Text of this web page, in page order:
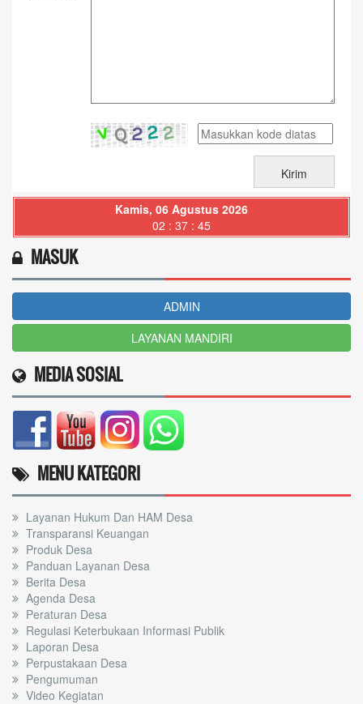
Kamis, 06 Agustus 2026
02 : 37 : 46
MASUK
ADMIN
LAYANAN MANDIRI
MEDIA SOSIAL
MENU KATEGORI
Layanan Hukum Dan HAM Desa
Transparansi Keuangan
Produk Desa
Panduan Layanan Desa
Berita Desa
Agenda Desa
Peraturan Desa
Regulasi Keterbukaan Informasi Publik
Laporan Desa
Perpustakaan Desa
Pengumuman
Video Kegiatan